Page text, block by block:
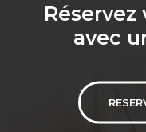
avec